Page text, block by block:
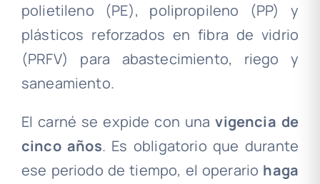
polietileno (PE), polipropileno (PP) y
plásticos reforzados en fibra de vidrio
(PRFV) para abastecimiento, riego y
saneamiento.
El carné se expide con unavigencia de
cinco años. Es obligatorio que durante
ese periodo de tiempo, el operario haga